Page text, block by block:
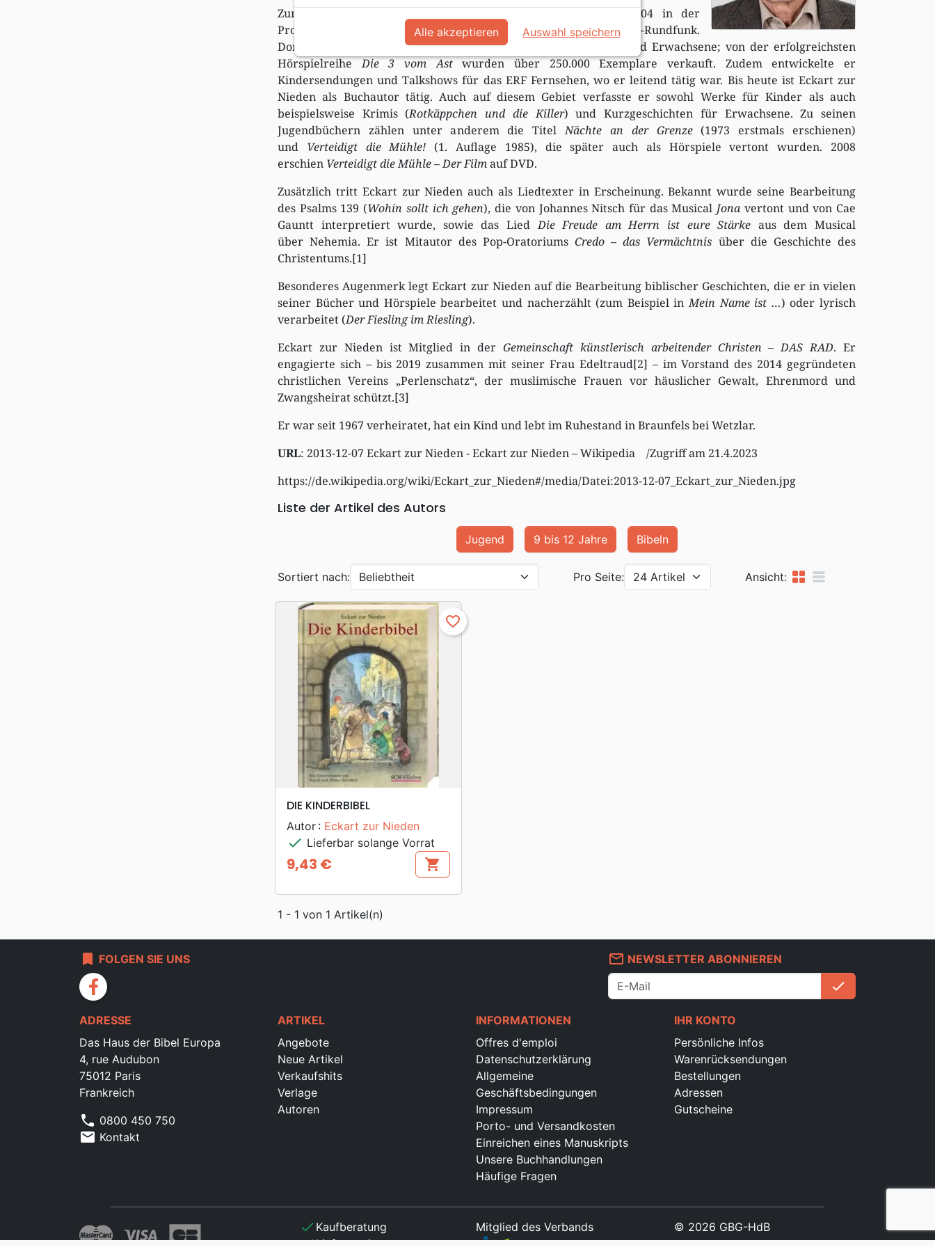
Zur Nieden arbeitete 35 Jahre bis zu seinem Ruhestand 2004 in der
Programmleitung und als Hörfunkredakteur beim Evangeliums-Rundfunk.
Dort produzierte er zahlreiche Hörspielsendungen für Kinder und Erwachsene; von der erfolgreichsten
HörspielreiheDie 3 vom Astwurden über 250.000 Exemplare verkauft. Zudem entwickelte er
Kindersendungen und Talkshows für das ERF Fernsehen, wo er leitend tätig war. Bis heute ist Eckart zur
Nieden als Buchautor tätig. Auch auf diesem Gebiet verfasste er sowohl Werke für Kinder als auch
beispielsweise Krimis (Rotkäppchen und die Killer) und Kurzgeschichten für Erwachsene. Zu seinen
Jugendbüchern zählen unter anderem die TitelNächte an der Grenze(1973 erstmals erschienen)
und Verteidigt die Mühle! (1. Auflage 1985), die später auch als Hörspiele vertont wurden. 2008
erschien Verteidigt die Mühle – Der Filmauf DVD.
Zusätzlich tritt Eckart zur Nieden auch als Liedtexter in Erscheinung. Bekannt wurde seine Bearbeitung
des Psalms 139 (Wohin sollt ich gehen), die von Johannes Nitsch für das Musical Jona vertont und von Cae
Gauntt interpretiert wurde, sowie das LiedDie Freude am Herrn ist eure Stärke aus dem Musical
über Nehemia. Er ist Mitautor des Pop-Oratoriums Credo – das Vermächtnis über die Geschichte des
Christentums.[1]
Besonderes Augenmerk legt Eckart zur Nieden auf die Bearbeitung biblischer Geschichten, die er in vielen
seiner Bücher und Hörspiele bearbeitet und nacherzählt (zum Beispiel inMein Name ist …) oder lyrisch
verarbeitet (Der Fiesling im Riesling).
Eckart zur Nieden ist Mitglied in der Gemeinschaft künstlerisch arbeitender Christen – DAS RAD. Er
engagierte sich – bis 2019 zusammen mit seiner Frau Edeltraud[2] – im Vorstand des 2014 gegründeten
christlichen Vereins „Perlenschatz“, der muslimische Frauen vor häuslicher Gewalt, Ehrenmord und
Zwangsheirat schützt.[3]
Er war seit 1967 verheiratet, hat ein Kind und lebt im Ruhestand in Braunfels bei Wetzlar.
URL: 2013-12-07 Eckart zur Nieden - Eckart zur Nieden – Wikipedia /Zugriff am 21.4.2023
https://de.wikipedia.org/wiki/Eckart_zur_Nieden#/media/Datei:2013-12-07_Eckart_zur_Nieden.jpg
Liste der Artikel des Autors
Jugend 9 bis 12 Jahre Bibeln
Sortiert nach: Pro Seite: Ansicht: grid_view table_rows
searchVORSCHAU
favorite_border
DIE KINDERBIBEL
Autor : Eckart zur Nieden
check Lieferbar solange Vorrat
Preis
9,43 € shopping_cart
1 - 1 von 1 Artikel(n)
bookmark FOLGEN SIE UNS
facebook
mail_outline NEWSLETTER ABONNIEREN
check
ADRESSE
Das Haus der Bibel Europa
4, rue Audubon
75012 Paris
Frankreich
phone 0800 450 750
mail Kontakt
ARTIKEL
Angebote
Neue Artikel
Verkaufshits
Verlage
Autoren
INFORMATIONEN
Offres d'emploi
Datenschutzerklärung
Allgemeine
Geschäftsbedingungen
Impressum
Porto- und Versandkosten
Einreichen eines Manuskripts
Unsere Buchhandlungen
Häufige Fragen
IHR KONTO
Persönliche Infos
Warenrücksendungen
Bestellungen
Adressen
Gutscheine
check Kaufberatung
checkLieferservice
Mitglied des Verbands © 2026 GBG-HdB
Alle akzeptieren Auswahl speichern